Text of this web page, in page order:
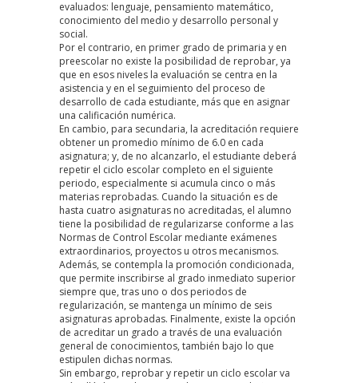
evaluados: lenguaje, pensamiento matemático,
conocimiento del medio y desarrollo personal y
social.
Por el contrario, en primer grado de primaria y en
preescolar no existe la posibilidad de reprobar, ya
que en esos niveles la evaluación se centra en la
asistencia y en el seguimiento del proceso de
desarrollo de cada estudiante, más que en asignar
una calificación numérica.
En cambio, para secundaria, la acreditación requiere
obtener un promedio mínimo de 6.0 en cada
asignatura; y, de no alcanzarlo, el estudiante deberá
repetir el ciclo escolar completo en el siguiente
periodo, especialmente si acumula cinco o más
materias reprobadas. Cuando la situación es de
hasta cuatro asignaturas no acreditadas, el alumno
tiene la posibilidad de regularizarse conforme a las
Normas de Control Escolar mediante exámenes
extraordinarios, proyectos u otros mecanismos.
Además, se contempla la promoción condicionada,
que permite inscribirse al grado inmediato superior
siempre que, tras uno o dos periodos de
regularización, se mantenga un mínimo de seis
asignaturas aprobadas. Finalmente, existe la opción
de acreditar un grado a través de una evaluación
general de conocimientos, también bajo lo que
estipulen dichas normas.
Sin embargo, reprobar y repetir un ciclo escolar va